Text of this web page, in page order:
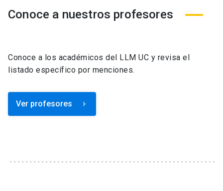
Conoce a nuestros profesores
Conoce a los académicos del LLM UC y revisa el
listado específico por menciones.
Ver profesores keyboard_arrow_right